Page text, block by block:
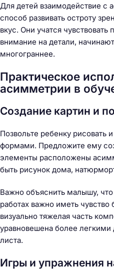
Для детей взаимодействие
способ развивать остроту
вкус. Они учатся
внимание на детали,
многограннее.
Практическое
асимметрии в
Создание картин и
Позвольте ребенку рисовать
формами. Предложите ему
элементы расположены
быть рисунок дома,
Важно объяснить малышу,
работах важно иметь
визуально тяжелая часть
уравновешена более легкими
листа.
Игры и упражнения